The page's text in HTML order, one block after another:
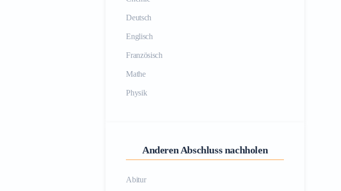
Deutsch
Englisch
Französisch
Mathe
Physik
Anderen Abschluss nachholen
Abitur